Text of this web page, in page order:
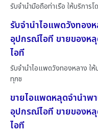
รับจำนำมือถือท่าเรือ ให้บริการ
รับจำนำไอแพดวังทอง
อุปกรณ์ไอที ขายของห
ไอที
รับจำนำไอแพดวังทองหลาง ใ
ทุกช
ขายไอแพดหลุดจำนำพ
อุปกรณ์ไอที ขายของห
ไอที